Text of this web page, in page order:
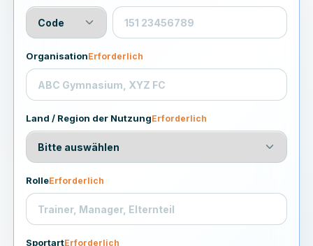
OrganisationErforderlich
Land / Region der NutzungErforderlich
RolleErforderlich
SportartErforderlich